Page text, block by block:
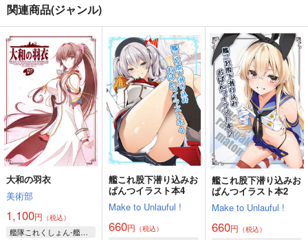
関連商品(ジャンル)
大和の羽衣
美術部
1,100円 （税込）
艦隊これくしょん-艦これ-
艦これ股下潜り込みお
ぱんつイラスト本4
Make to Unlauful !
660円 （税込）
艦これ股下潜り込みお
ぱんつイラスト本2
Make to Unlauful !
660円 （税込）